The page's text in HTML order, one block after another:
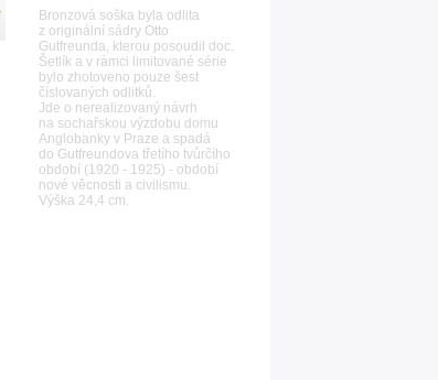
Bronzová soška byla odlita
z originální sádry Otto
Gutfreunda, kterou posoudil doc.
Šetlík a v rámci limitované série
bylo zhotoveno pouze šest
číslovaných odlitků.
Jde o nerealizovaný návrh
na sochařskou výzdobu domu
Anglobanky v Praze a spadá
do Gutfreundova třetího tvůrčího
období (1920 - 1925) - období
nové věcnosti a civilismu.
Výška 24,4 cm.